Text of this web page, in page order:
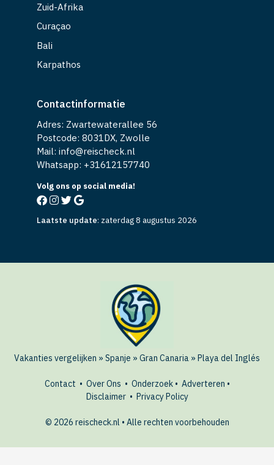
Zuid-Afrika
Curaçao
Bali
Karpathos
Contactinformatie
Adres: Zwartewaterallee 56
Postcode: 8031DX, Zwolle
Mail: info@reischeck.nl
Whatsapp: +31612157740
Volg ons op social media!
Laatste update: zaterdag 8 augustus 2026
Vakanties vergelijken » Spanje » Gran Canaria » Playa del Inglés
Contact • Over Ons • Onderzoek• Adverteren •
Disclaimer• Privacy Policy
© 2026 reischeck.nl • Alle rechten voorbehouden